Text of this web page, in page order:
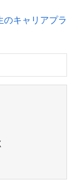
のキャリアプラ